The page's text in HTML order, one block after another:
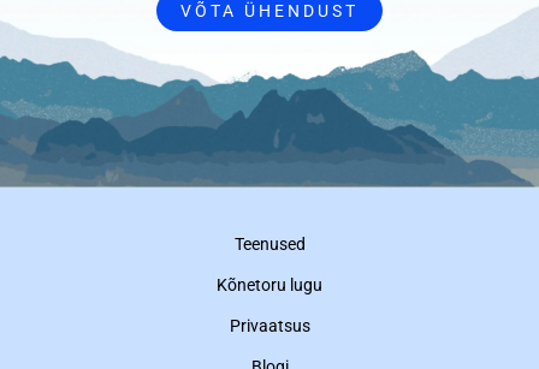
VÕTA ÜHENDUST
Teenused
Kõnetoru lugu
Privaatsus